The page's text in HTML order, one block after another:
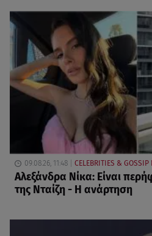
09.08.26, 11:48 CELEBRITIES &
Αλεξάνδρα Νίκα: Είναι
της Νταίζη - Η ανάρτηση